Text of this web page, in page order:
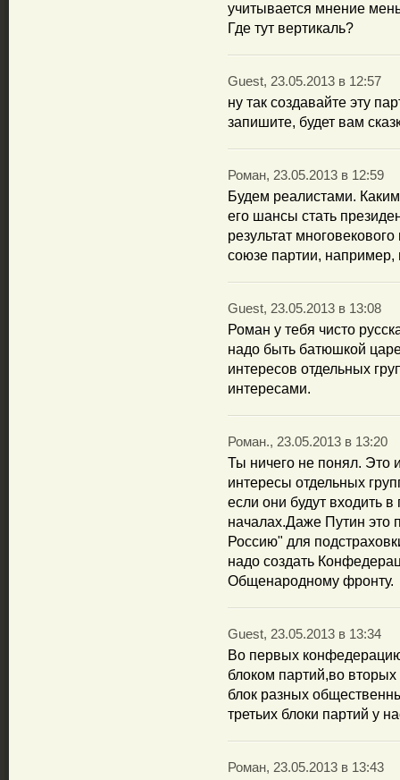
учитывается мнение
Где тут вертикаль?
Guest, 23.05.2013 в 12:57
ну так создавайте эту
запишите, будет вам
Роман, 23.05.2013 в 12:59
Будем реалистами.
его шансы стать
результат
союзе партии, например,
Guest, 23.05.2013 в 13:08
Роман у тебя чисто
надо быть батюшкой
интересов отдельных
интересами.
Роман., 23.05.2013 в 13:20
Ты ничего не понял. Это
интересы отдельных
если они будут входить
началах.Даже Путин это
Россию" для
надо создать
Общенародному фронту.
Guest, 23.05.2013 в 13:34
Во первых
блоком партий,во
блок разных
третьих блоки партий у
Роман, 23.05.2013 в 13:43